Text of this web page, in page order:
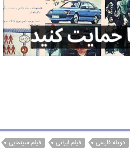
دوبله فارسی فیلم ایرانی
فیلم سینمایی